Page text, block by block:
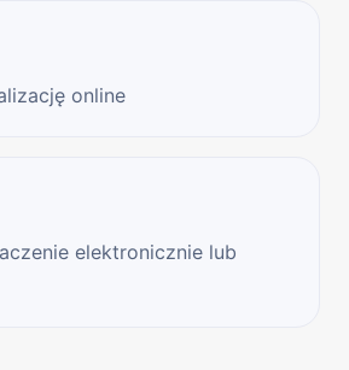
online
elektronicznie lub